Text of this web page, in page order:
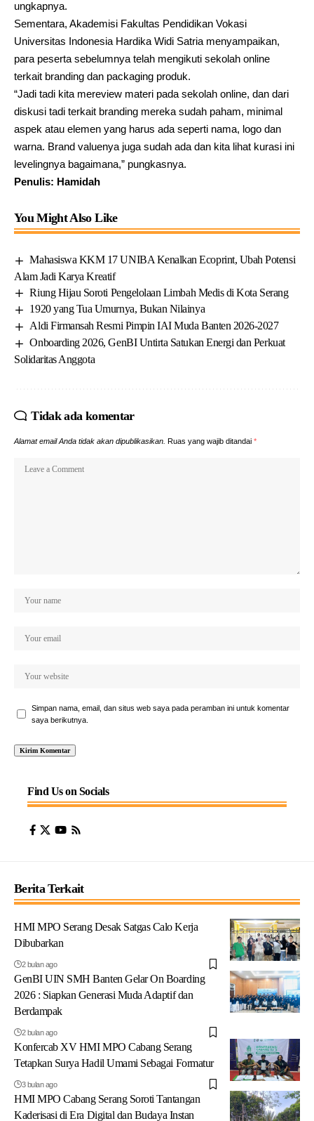
ungkapnya.
Sementara, Akademisi Fakultas Pendidikan Vokasi
Universitas Indonesia Hardika Widi Satria menyampaikan,
para peserta sebelumnya telah mengikuti sekolah online
terkait branding dan packaging produk.
“Jadi tadi kita mereview materi pada sekolah online, dan dari
diskusi tadi terkait branding mereka sudah paham, minimal
aspek atau elemen yang harus ada seperti nama, logo dan
warna. Brand valuenya juga sudah ada dan kita lihat kurasi ini
levelingnya bagaimana,” pungkasnya.
Penulis: Hamidah
You Might Also Like
Mahasiswa KKM 17 UNIBA Kenalkan Ecoprint, Ubah Potensi
Alam Jadi Karya Kreatif
Riung Hijau Soroti Pengelolaan Limbah Medis di Kota Serang
1920 yang Tua Umurnya, Bukan Nilainya
Aldi Firmansah Resmi Pimpin IAI Muda Banten 2026-2027
Onboarding 2026, GenBI Untirta Satukan Energi dan Perkuat
Solidaritas Anggota
Tidak ada komentar
Alamat email Anda tidak akan dipublikasikan. Ruas yang wajib ditandai *
Simpan nama, email, dan situs web saya pada peramban ini untuk komentar
saya berikutnya.
Find Us on Socials
Berita Terkait
HMI MPO Serang Desak Satgas Calo Kerja
Dibubarkan
2 bulan ago
GenBI UIN SMH Banten Gelar On Boarding
2026 : Siapkan Generasi Muda Adaptif dan
Berdampak
2 bulan ago
Konfercab XV HMI MPO Cabang Serang
Tetapkan Surya Hadil Umami Sebagai Formatur
3 bulan ago
HMI MPO Cabang Serang Soroti Tantangan
Kaderisasi di Era Digital dan Budaya Instan